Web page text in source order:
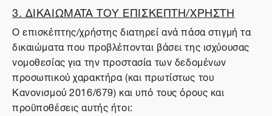
3. ΔΙΚΑΙΩΜΑΤΑ ΤΟΥ ΕΠΙΣΚΕΠΤΗ/ΧΡΗΣΤΗ
Ο επισκέπτης/χρήστης διατηρεί ανά πάσα στιγμή τα
δικαιώματα που προβλέπονται βάσει της ισχύουσας
νομοθεσίας για την προστασία των δεδομένων
προσωπικού χαρακτήρα (και πρωτίστως του
Κανονισμού 2016/679) και υπό τους όρους και
προϋποθέσεις αυτής ήτοι: